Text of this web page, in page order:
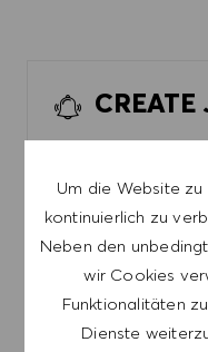
Um die Website
kontinuierlich zu
Neben den
wir Cookies
Funktionalitäten
Dienste
CREATE
NOTE: Use refine
better job alerts
E-Mail-Adresse